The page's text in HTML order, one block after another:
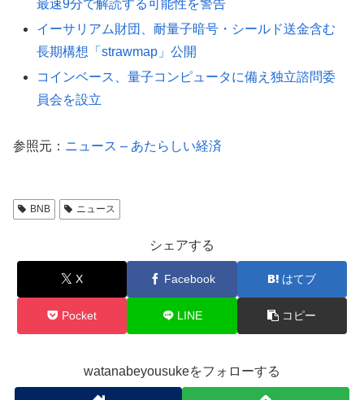
最速9分で解読する可能性を警告
イーサリアム財団、耐量子暗号・シールド送金含む
長期構想「strawmap」公開
コインベース、量子コンピュータに備え独立諮問委
員会を設立
参照元： ニュース – あたらしい経済
BNB ニュース
シェアする
X Facebook はてブ
Pocket LINE コピー
watanabeyousukeをフォローする